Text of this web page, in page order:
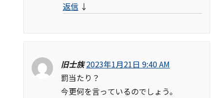
返信 ↓
旧士族 2023年1月21日 9:40 AM
罰当たり？
今更何を言っているのでしょう。